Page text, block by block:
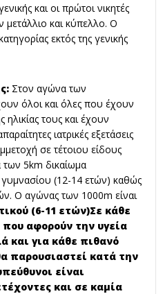
και οι πρώτοι νικητές
μετάλλιο και κύπελλο. Ο
εκτός της γενικής
Στον αγώνα των
όλοι και όλες που έχουν
ηλικίας τους και έχουν
ιατρικές εξετάσεις
σε τέτοιου είδους
5km δικαίωμα
(12-14 ετών) καθώς
Ο αγώνας των 1000m είναι
(6-11 ετών)Σε κάθε
αφορούν την υγεία
και για κάθε πιθανό
παρουσιαστεί κατά την
είναι
και σε καμία